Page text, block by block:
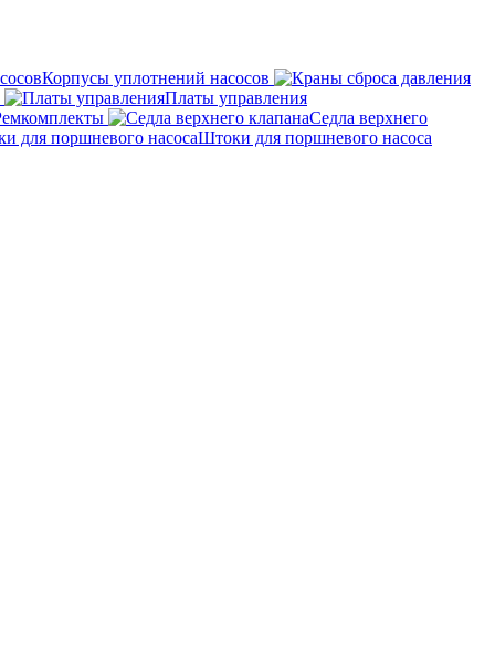
Корпусы уплотнений насосов
Платы управления
Седла верхнего
Штоки для поршневого насоса